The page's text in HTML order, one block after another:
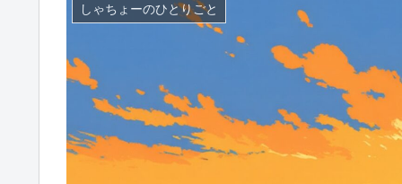
しゃちょーのひとりごと